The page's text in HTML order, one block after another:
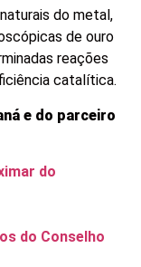
do metal,
de ouro
reações
catalítica.
e do parceiro
do
do Conselho